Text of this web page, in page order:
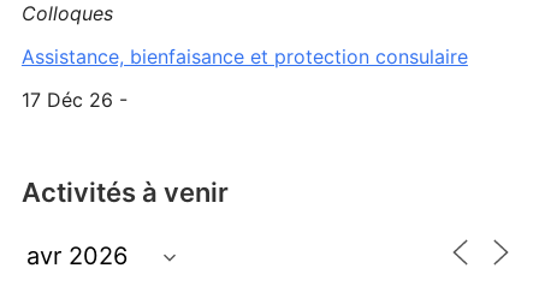
Colloques
Assistance, bienfaisance et protection consulaire
17 Déc 26 -
Activités à venir